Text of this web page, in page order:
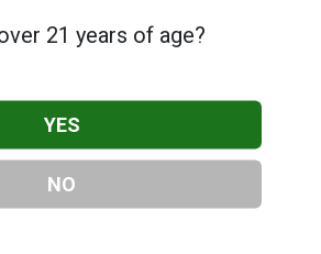
21 years of age?
YES
NO